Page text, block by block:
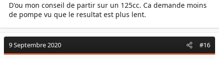
D'ou mon conseil de partir sur un 125cc. Ca demande moins
de pompe vu que le resultat est plus lent.
9 Septembre 2020 #16